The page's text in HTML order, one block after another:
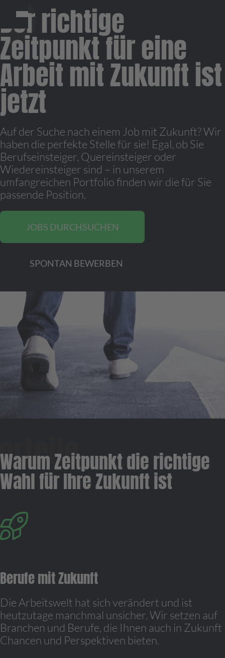
Der richtige
Zeitpunkt für eine
Arbeit mit Zukunft ist
jetzt
Auf der Suche nach einem Job mit Zukunft? Wir
haben die perfekte Stelle für sie! Egal, ob Sie
Berufseinsteiger, Quereinsteiger oder
Wiedereinsteiger sind – in unserem
umfangreichen Portfolio finden wir die für Sie
passende Position.
JOBS DURCHSUCHEN
SPONTAN BEWERBEN
Warum Zeitpunkt die richtige
Wahl für Ihre Zukunft ist
Berufe mit Zukunft
Die Arbeitswelt hat sich verändert und ist
heutzutage manchmal unsicher. Wir setzen auf
Branchen und Berufe, die Ihnen auch in Zukunft
Chancen und Perspektiven bieten.